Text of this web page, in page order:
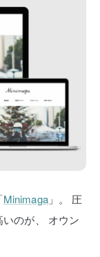
Minimaga」。
圧
のが、
オウン